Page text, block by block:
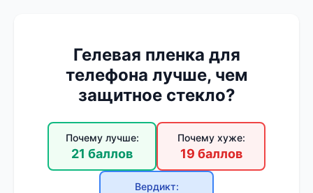
Гелевая пленка для
телефона лучше, чем
защитное стекло?
Почему лучше:
21 баллов
Почему хуже:
19 баллов
Вердикт: